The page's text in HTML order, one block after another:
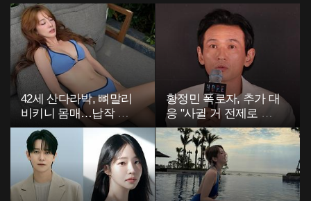
42세 산다라박, 뼈말리
비키니 몸매…납작 복
부에 깜짝
황정민 폭로자, 추가 대
응 "사귈 거 전제로 하
고…"